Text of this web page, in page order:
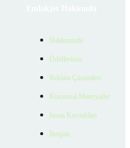
Hakkımızda
Ödüllerimiz
Reklam Çözümleri
Kurumsal Materyaller
İnsan Kaynakları
İletişim